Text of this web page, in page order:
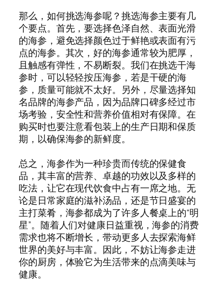
那么，如何挑选海参呢？挑选海参主要有几
个要点。首先，要选择色泽自然、表面光滑
的海参，避免选择颜色过于鲜艳或表面有污
点的海参。其次，好的海参通常较为肥厚，
且触感有弹性，不易断裂。我们在挑选干海
参时，可以轻轻按压海参，若是干硬的海
参，质量可能就不太好。另外，尽量选择知
名品牌的海参产品，因为品牌口碑多经过市
场考验，安全性和营养价值相对有保障。在
购买时也要注意看包装上的生产日期和保质
期，以确保海参的新鲜度。
总之，海参作为一种珍贵而传统的保健食
品，其丰富的营养、卓越的功效以及多样的
吃法，让它在现代饮食中占有一席之地。无
论是日常家庭的滋补汤品，还是节日盛宴的
主打菜肴，海参都成为了许多人餐桌上的“明
星”。随着人们对健康日益重视，海参的消费
需求也将不断增长，带动更多人去探索海鲜
世界的美好与丰富。因此，不妨让海参走进
你的厨房，体验它为生活带来的点滴美味与
健康。